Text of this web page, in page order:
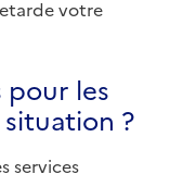
votre
pour les
?
services